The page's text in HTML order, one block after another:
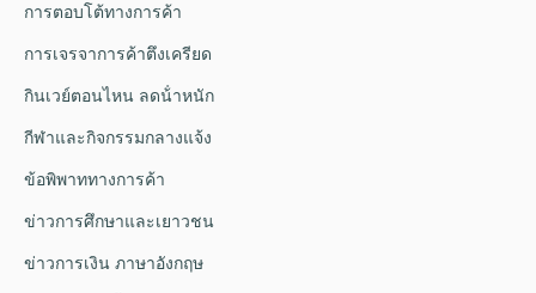
การตอบโต้ทางการค้า
การเจรจาการค้าตึงเครียด
กินเวย์ตอนไหน ลดน้ําหนัก
กีฬาและกิจกรรมกลางแจ้ง
ข้อพิพาททางการค้า
ข่าวการศึกษาและเยาวชน
ข่าวการเงิน ภาษาอังกฤษ